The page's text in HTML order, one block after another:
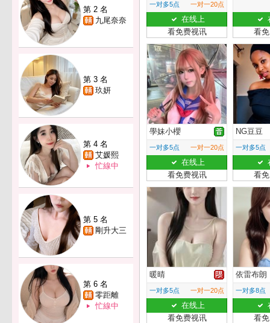
第 2 名
九尾奈奈
第 3 名
玖妍
第 4 名
艾媛熙
忙線中
第 5 名
剛升大三
第 6 名
零距離
忙線中
一对多5点 一对一20点
在线上
看免费视讯
看
學妹小櫻
一对多5点 一对一20点
在线上
看免费视讯
NG豆豆
一对多5点
看
暖晴
一对多5点 一对一20点
在线上
看免费视讯
依雷布朗
一对多8点
看